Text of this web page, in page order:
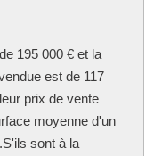
195 000 € et la
est de 117
prix de vente
moyenne d'un
sont à la